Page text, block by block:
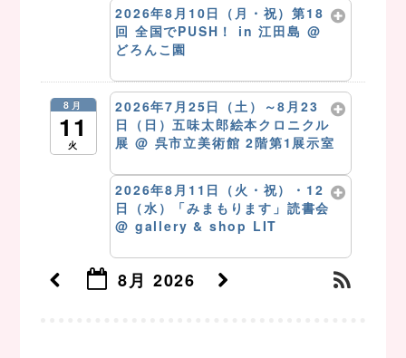
2026年8月10日（月・祝）第18
回 全国でPUSH！ in 江田島 @
どろんこ園
8月
11
火
2026年7月25日（土）～8月23
日（日）五味太郎絵本クロニクル
展 @ 呉市立美術館 2階第1展示室
2026年8月11日（火・祝）・12
日（水）「みまもります」読書会
@ gallery & shop LIT
8月 2026